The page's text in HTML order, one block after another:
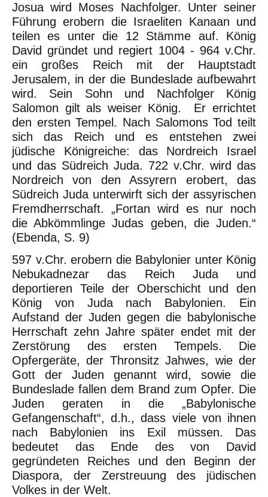
Josua wird Moses Nachfolger. Unter seiner
Führung erobern die Israeliten Kanaan und
teilen es unter die 12 Stämme auf. König
David gründet und regiert 1004 - 964 v.Chr.
ein großes Reich mit der Hauptstadt
Jerusalem, in der die Bundeslade aufbewahrt
wird. Sein Sohn und Nachfolger König
Salomon gilt als weiser König. Er errichtet
den ersten Tempel. Nach Salomons Tod teilt
sich das Reich und es entstehen zwei
jüdische Königreiche: das Nordreich Israel
und das Südreich Juda. 722 v.Chr. wird das
Nordreich von den Assyrern erobert, das
Südreich Juda unterwirft sich der assyrischen
Fremdherrschaft. „Fortan wird es nur noch
die Abkömmlinge Judas geben, die Juden.“
(Ebenda, S. 9)
597 v.Chr. erobern die Babylonier unter König
Nebukadnezar das Reich Juda und
deportieren Teile der Oberschicht und den
König von Juda nach Babylonien. Ein
Aufstand der Juden gegen die babylonische
Herrschaft zehn Jahre später endet mit der
Zerstörung des ersten Tempels. Die
Opfergeräte, der Thronsitz Jahwes, wie der
Gott der Juden genannt wird, sowie die
Bundeslade fallen dem Brand zum Opfer. Die
Juden geraten in die „Babylonische
Gefangenschaft“, d.h., dass viele von ihnen
nach Babylonien ins Exil müssen. Das
bedeutet das Ende des von David
gegründeten Reiches und den Beginn der
Diaspora, der Zerstreuung des jüdischen
Volkes in der Welt.